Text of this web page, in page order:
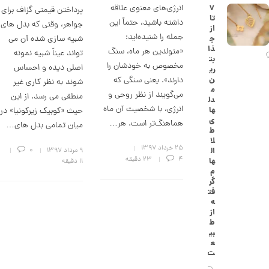
پرداختن قیمتی گزاف برای
جواهر، وقتی که بدل های
شبیه سازی شده آن می
تواند عیناً شبیه نمونه
اصلی دیده و احساس
شوند به نظر کاری غیر
منطقی می رسد. از این
حیث «کوبیک زیرکونیا» در
میان تمامی بدل های…
۹ مرداد ۱۳۹۷
0
11 دقیقه
انرژی‌های معنوی علاقه
داشته باشید، حتماً این
جمله را شنیده‌اید:
«متولدین هر ماه، سنگ
مخصوص به خودشان را
دارند». یعنی سنگی که
می‌گویند از نظر روحی و
انرژی، با شخصیت آن ماه
هماهنگ‌تر است. هر…
۲۵ خرداد ۱۳۹۷
4
23 دقیقه
۷
تا
از
ج
ذا
بت
ری
ن
م
دل
ها
ی
ط
لا
ال
ها
م
گر
فت
ه
از
ط
بی
ع
ت
ک
ا
ر
ت
ی
ه
ک
د
C
R
8
8
8
1
1
3
,
6
9
8